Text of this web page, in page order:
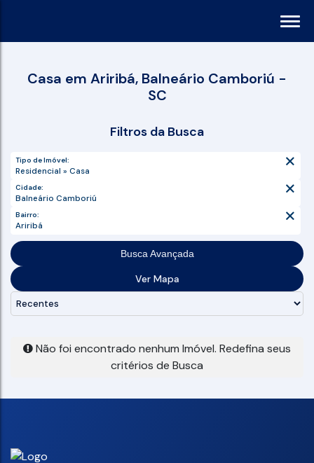
Casa em Ariribá, Balneário Camboriú -
SC
Residencial » Casa
Balneário Camboriú
Busca Avançada
Ver Mapa
Não foi encontrado nenhum Imóvel. Redefina seus
critérios de Busca